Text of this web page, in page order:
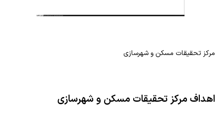
مرکز تحقیقات مسکن و شهرسازی
اهداف مرکز تحقیقات مسکن و شهرسازی